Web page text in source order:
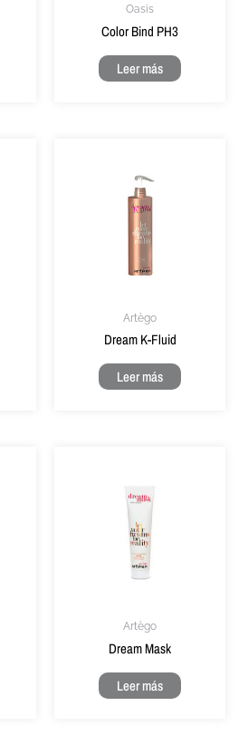
Oasis
Color Bind PH3
Leer más
Artègo
Dream K-Fluid
Leer más
Artègo
Dream Mask
Leer más